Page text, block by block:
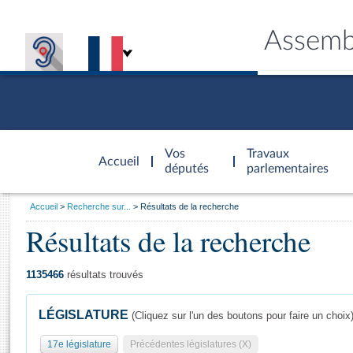
Accueil
d'accueil
Vos
députés
Travaux
parlementaires
Général
Vous
Accueil Recherche sur... Résultats de la recherche
Résultats de la recherche
1135466 résultats trouvés
LÉGISLATURE (Cliquez sur l'un des boutons pour faire un choix)
17e législature Précédentes législatures (X)